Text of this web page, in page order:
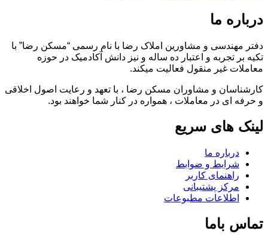
درباره ما
دفتر مهندسی و مشاورین املاک رضا با نام رسمی “مسکن رضا” با
تکیه بر تجربه و اعتبار ده ساله و نیز دانش آکادمیک در حوزه
معاملات غیر منقول فعالیت میکند.
کارشناسان و مشاوران مسکن رضا ، با تعهد و رعایت اصول اخلاقی
و حرفه ای در معاملات ، همواره در کنار شما خواهند بود.
لینک های سریع
درباره ما
شرایط و ضوابط
راهنمای کاربر
مرکز پشتیبانی
اطلاعات مطبوعات
تماس باما